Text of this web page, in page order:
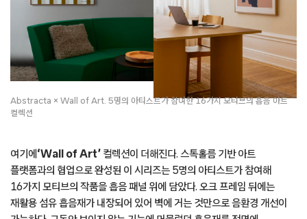
Abstracta × Wall of Art. 5명의 아티스트가 참여한 16가지 모티브의 흡음 아트
컬렉션
여기에 ‘Wall of Art’ 컬렉션이 더해진다. 스톡홀름 기반 아트
플랫폼과의 협업으로 완성된 이 시리즈는 5명의 아티스트가 참여해
16가지 모티브의 작품을 흡음 패널 위에 담았다. 오크 프레임 뒤에는
재활용 섬유 흡음재가 내장되어 있어 벽에 거는 것만으로 음환경 개선이